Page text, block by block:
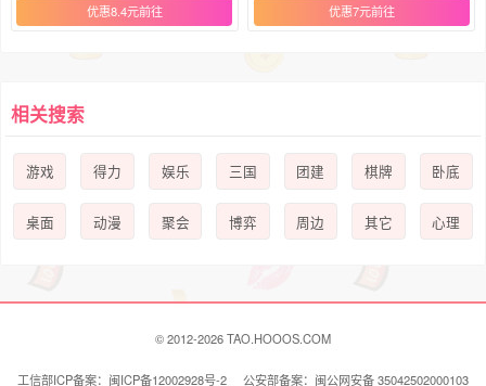
优惠8.4元 优惠7元
相关搜索
游戏 得力 娱乐 三国 团建 棋牌 卧底
桌面 动漫 聚会 博弈 周边 其它 心理
© 2012-2026 TAO.HOOOS.COM
工信部ICP备案：闽ICP备12002928号-2 公安部备案：闽公网安备 35042502000103